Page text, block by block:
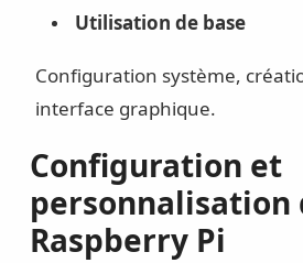
Utilisation de base
Configuration système,
interface graphique.
Configuration et
personnalisation
Raspberry Pi